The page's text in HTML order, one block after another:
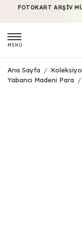
FOTOKART ARŞIV
MENÜ
Ana Sayfa /
Yabancı Madeni Para
/